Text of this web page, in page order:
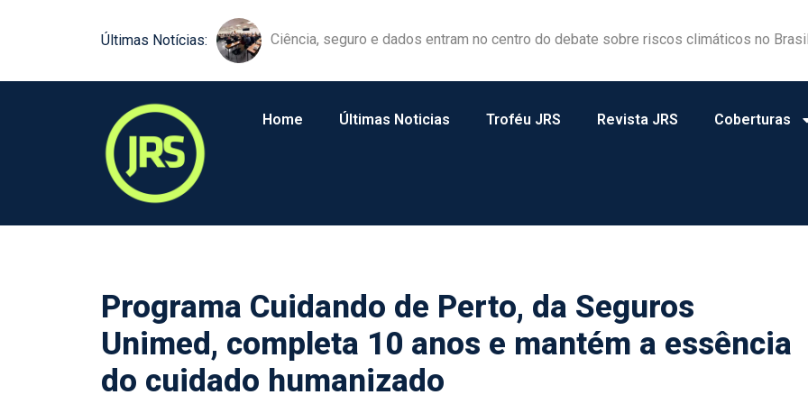
Últimas Notícias: Ciência, seguro e dados entram no centro do debate sobre riscos climáticos no
Tokio Marine leva inovação e tecnologia ao Workshop Integrativo da Poli-USP
Home Últimas Noticias Troféu JRS Revista JRS Coberturas
Programa Cuidando de Perto, da Seguros
Unimed, completa 10 anos e mantém a essência
do cuidado humanizado